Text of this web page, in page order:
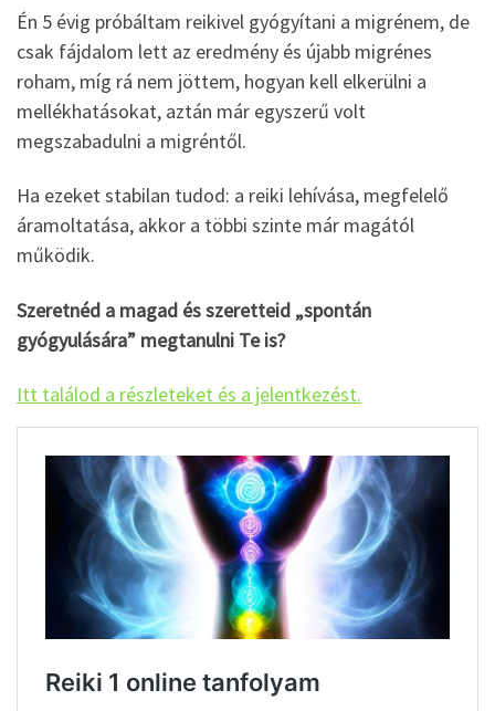
Én 5 évig próbáltam reikivel gyógyítani a migrénem, de
csak fájdalom lett az eredmény és újabb migrénes
roham, míg rá nem jöttem, hogyan kell elkerülni a
mellékhatásokat, aztán már egyszerű volt
megszabadulni a migréntől.
Ha ezeket stabilan tudod: a reiki lehívása, megfelelő
áramoltatása, akkor a többi szinte már magától
működik.
Szeretnéd a magad és szeretteid „spontán
gyógyulására” megtanulni Te is?
Itt találod a részleteket és a jelentkezést.